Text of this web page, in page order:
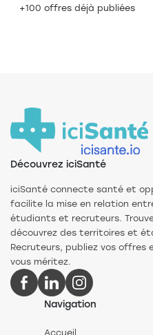
+100 offres déjà publiées
Découvrez iciSanté
iciSanté connecte santé et
facilite la mise en relation
étudiants et recruteurs.
découvrez des territoires et
Recruteurs, publiez vos
vous méritez.
Navigation
Accueil